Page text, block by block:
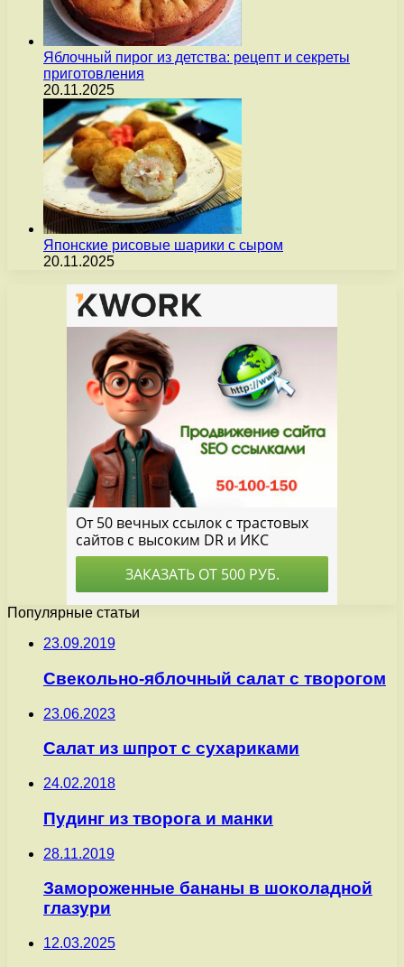
Яблочный пирог из детства: рецепт и секреты
приготовления
20.11.2025
Японские рисовые шарики с сыром
20.11.2025
Популярные статьи
23.09.2019
Свекольно-яблочный салат с творогом
23.06.2023
Салат из шпрот с сухариками
24.02.2018
Пудинг из творога и манки
28.11.2019
Замороженные бананы в шоколадной
глазури
12.03.2025